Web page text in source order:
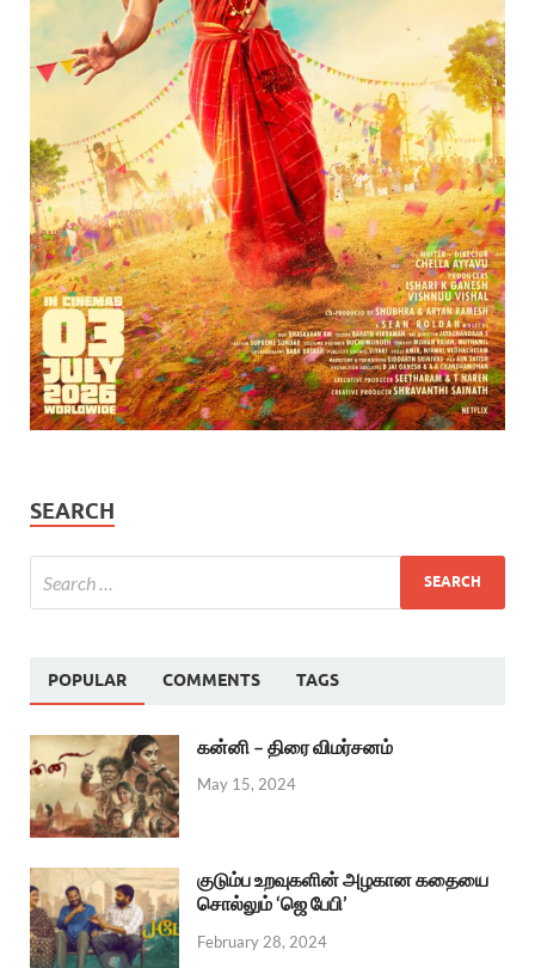
SEARCH
POPULAR COMMENTS TAGS
கன்னி – திரை விமர்சனம்
May 15, 2024
குடும்ப உறவுகளின் அழகான கதையை
சொல்லும் ‘ஜெ பேபி’
February 28, 2024